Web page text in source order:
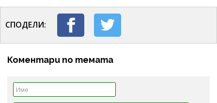
СПОДЕЛИ:
Коментари по темата